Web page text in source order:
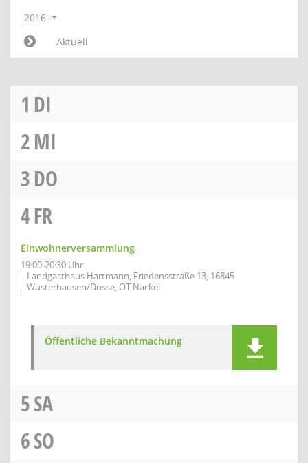
2016
Aktuell
1 DI
2MI
3DO
4FR
Einwohnerversammlung
19:00-20:30 Uhr
Landgasthaus Hartmann, Friedensstraße 13, 16845
Wusterhausen/Dosse, OT Nackel
Öffentliche Bekanntmachung
5SA
6SO